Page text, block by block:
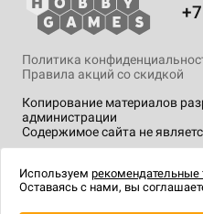
Копирование материалов
администрации
Содержимое сайта не
Политика
Правила акций со скидкой
технологии .
Используем рекомендательные
Оставаясь с нами, вы